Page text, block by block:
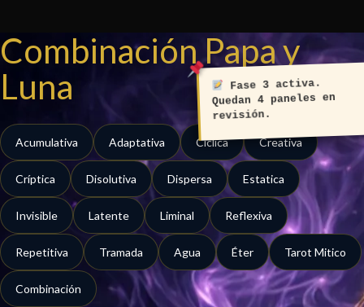
contenido
Combinación Papa y
Luna
Acumulativa Adaptativa Cíclica Creativa
Críptica Disolutiva Dispersa Estatica
Invisible Latente Liminal Reflexiva
Repetitiva Tramada Agua Éter Tarot Mitico
Combinación
Fase 3 activa.
Quedan 4 paneles en
revisión.